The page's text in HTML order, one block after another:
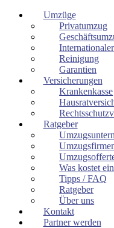
Umzüge
Privatumzug
Reinigung
Garantien
Versicherungen
Krankenkasse
Ratgeber
Was kostet
Tipps / FAQ
Ratgeber
Über uns
Kontakt
Partner werden